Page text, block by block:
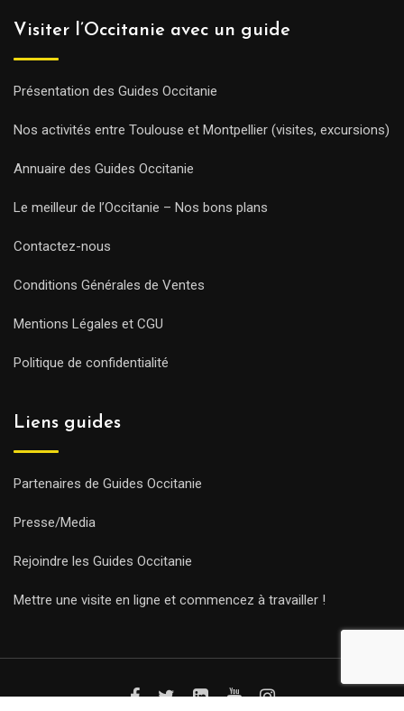
Visiter l’Occitanie avec un guide
Présentation des Guides Occitanie
Nos activités entre Toulouse et Montpellier (visites, excursions)
Annuaire des Guides Occitanie
Le meilleur de l’Occitanie – Nos bons plans
Contactez-nous
Conditions Générales de Ventes
Mentions Légales et CGU
Politique de confidentialité
Liens guides
Partenaires de Guides Occitanie
Presse/Media
Rejoindre les Guides Occitanie
Mettre une visite en ligne et commencez à travailler !